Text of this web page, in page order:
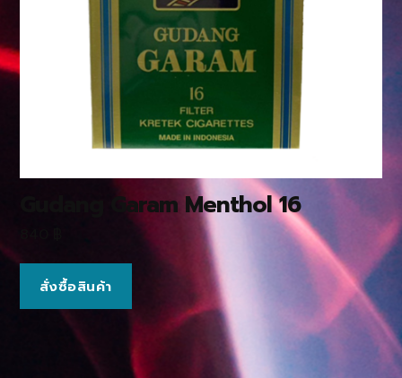
Gudang Garam Menthol 16
สั่งซื้อสินค้า